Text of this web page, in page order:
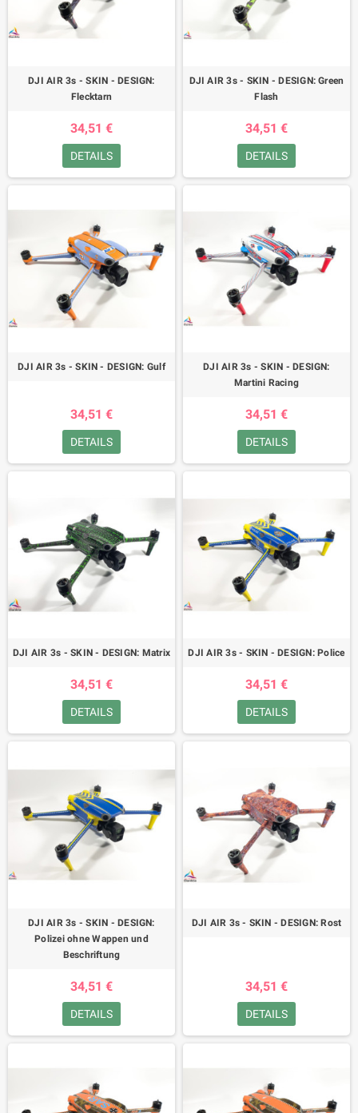
DJI AIR 3s - SKIN - DESIGN:
Flecktarn
34,51 €
DETAILS
DJI AIR 3s - SKIN - DESIGN: Green
Flash
34,51 €
DETAILS
DJI AIR 3s - SKIN - DESIGN: Gulf
34,51 €
DETAILS
DJI AIR 3s - SKIN - DESIGN:
Martini Racing
34,51 €
DETAILS
DJI AIR 3s - SKIN - DESIGN: Matrix
34,51 €
DETAILS
DJI AIR 3s - SKIN - DESIGN: Police
34,51 €
DETAILS
DJI AIR 3s - SKIN - DESIGN:
Polizei ohne Wappen und
Beschriftung
34,51 €
DETAILS
DJI AIR 3s - SKIN - DESIGN: Rost
34,51 €
DETAILS